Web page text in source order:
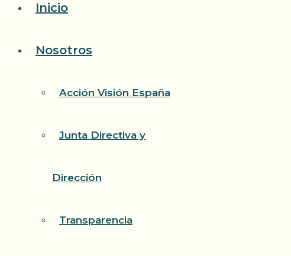
Inicio
Nosotros
Acción Visión España
Junta Directiva y
Dirección
Transparencia